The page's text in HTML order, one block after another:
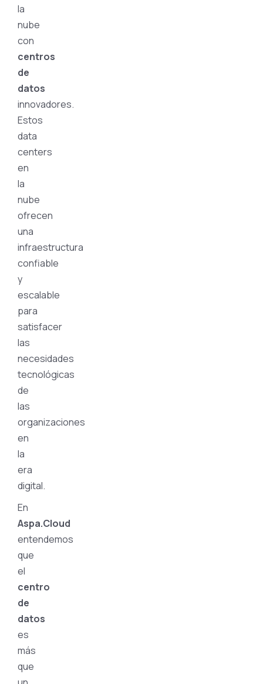
la
nube
con
centros
de
datos
innovadores.
Estos
data
centers
en
la
nube
ofrecen
una
infraestructura
confiable
y
escalable
para
satisfacer
las
necesidades
tecnológicas
de
las
organizaciones
en
la
era
digital.
En
Aspa.Cloud
entendemos
que
el
centro
de
datos
es
más
que